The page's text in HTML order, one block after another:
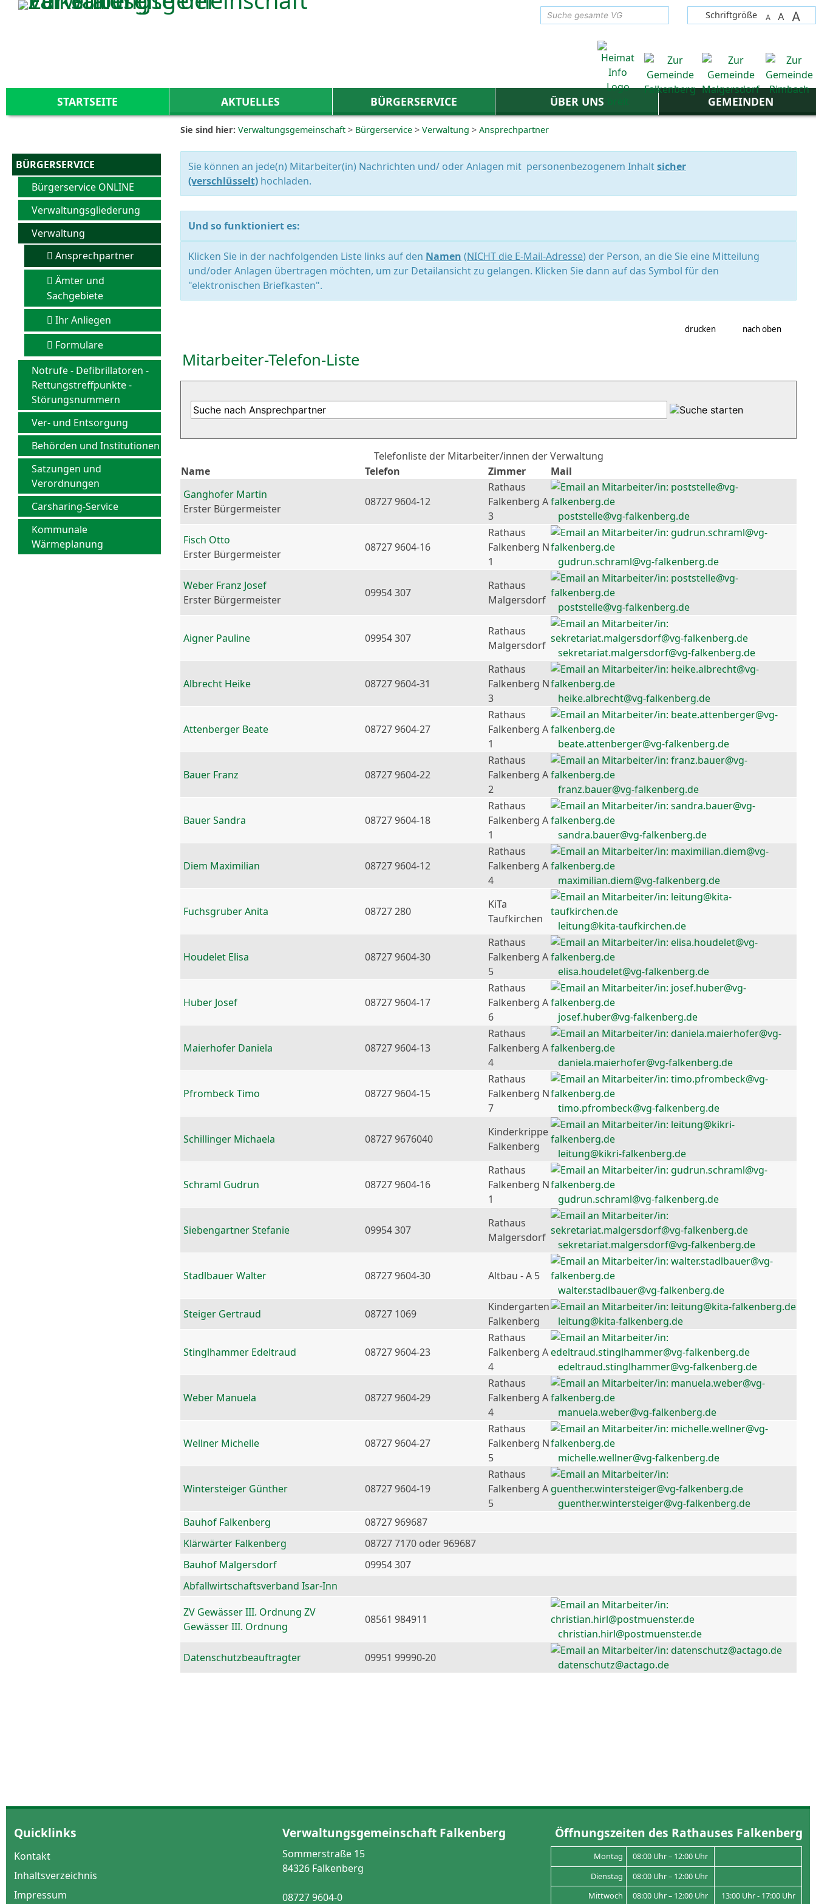
Zum Inhalt,zur Navigationoderzur Startseitespringen.
Schriftgröße A A A
STARTSEITE AKTUELLES BÜRGERSERVICE ÜBER UNS GEMEINDEN
BÜRGERSERVICE
Bürgerservice ONLINE
Verwaltungsgliederung
Verwaltung
Ansprechpartner
Ämter und
Sachgebiete
Ihr Anliegen
Formulare
Notrufe - Defibrillatoren -
Rettungstreffpunkte -
Störungsnummern
Ver- und Entsorgung
Behörden und Institutionen
Satzungen und
Verordnungen
Carsharing-Service
Kommunale
Wärmeplanung
Sie sind hier: Verwaltungsgemeinschaft > Bürgerservice > Verwaltung > Ansprechpartner
Sie können an jede(n) Mitarbeiter(in) Nachrichten und/ oder Anlagen mit personenbezogenem Inhaltsicher
(verschlüsselt) hochladen.
Und so funktioniert es:
Klicken Sie in der nachfolgenden Liste links auf den Namen (NICHT die E-Mail-Adresse) der Person, an die Sie eine Mitteilung
und/oder Anlagen übertragen möchten, um zur Detailansicht zu gelangen. Klicken Sie dann auf das Symbol für den
"elektronischen Briefkasten".
drucken nach oben
Mitarbeiter-Telefon-Liste
Telefonliste der Mitarbeiter/innen der Verwaltung
Name
Telefon Zimmer
Mail
Ganghofer Martin
Erster Bürgermeister
08727 9604-12
Rathaus
Falkenberg A
3
poststelle@vg-falkenberg.de
Fisch Otto
Erster Bürgermeister
08727 9604-16
Rathaus
Falkenberg N
1
gudrun.schraml@vg-falkenberg.de
Weber Franz Josef
Erster Bürgermeister
09954 307
Rathaus
Malgersdorf
poststelle@vg-falkenberg.de
Aigner Pauline 09954 307
Rathaus
Malgersdorf
sekretariat.malgersdorf@vg-falkenberg.de
Albrecht Heike 08727 9604-31
Rathaus
Falkenberg N
3
heike.albrecht@vg-falkenberg.de
Attenberger Beate 08727 9604-27
Rathaus
Falkenberg A
1
beate.attenberger@vg-falkenberg.de
Bauer Franz 08727 9604-22
Rathaus
Falkenberg A
2
franz.bauer@vg-falkenberg.de
Bauer Sandra 08727 9604-18
Rathaus
Falkenberg A
1
sandra.bauer@vg-falkenberg.de
Diem Maximilian 08727 9604-12
Rathaus
Falkenberg A
4
maximilian.diem@vg-falkenberg.de
Fuchsgruber Anita 08727 280
KiTa
Taufkirchen
leitung@kita-taufkirchen.de
Houdelet Elisa 08727 9604-30
Rathaus
Falkenberg A
5
elisa.houdelet@vg-falkenberg.de
Huber Josef 08727 9604-17
Rathaus
Falkenberg A
6
josef.huber@vg-falkenberg.de
Maierhofer Daniela 08727 9604-13
Rathaus
Falkenberg A
4
daniela.maierhofer@vg-falkenberg.de
Pfrombeck Timo 08727 9604-15
Rathaus
Falkenberg N
7
timo.pfrombeck@vg-falkenberg.de
Schillinger Michaela 08727 9676040
Kinderkrippe
Falkenberg
leitung@kikri-falkenberg.de
Schraml Gudrun 08727 9604-16
Rathaus
Falkenberg N
1
gudrun.schraml@vg-falkenberg.de
Siebengartner Stefanie 09954 307
Rathaus
Malgersdorf
sekretariat.malgersdorf@vg-falkenberg.de
Stadlbauer Walter 08727 9604-30
Altbau - A 5
walter.stadlbauer@vg-falkenberg.de
Steiger Gertraud
08727 1069
Kindergarten
Falkenberg
leitung@kita-falkenberg.de
Stinglhammer Edeltraud 08727 9604-23
Rathaus
Falkenberg A
4
edeltraud.stinglhammer@vg-falkenberg.de
Weber Manuela 08727 9604-29
Rathaus
Falkenberg A
4
manuela.weber@vg-falkenberg.de
Wellner Michelle 08727 9604-27
Rathaus
Falkenberg N
5
michelle.wellner@vg-falkenberg.de
Wintersteiger Günther 08727 9604-19
Rathaus
Falkenberg A
5
guenther.wintersteiger@vg-falkenberg.de
Bauhof Falkenberg
08727 969687
Klärwärter Falkenberg
08727 7170 oder 969687
Bauhof Malgersdorf
09954 307
Abfallwirtschaftsverband Isar-Inn
ZV Gewässer III. Ordnung ZV
Gewässer III. Ordnung
08561 984911
christian.hirl@postmuenster.de
Datenschutzbeauftragter
09951 99990-20
datenschutz@actago.de
Quicklinks
Kontakt
Inhaltsverzeichnis
Impressum
Verwaltungsgemeinschaft Falkenberg
Sommerstraße 15
84326 Falkenberg
08727 9604-0
Öffnungszeiten des Rathauses Falkenberg
Montag
08:00 Uhr – 12:00 Uhr
Dienstag
08:00 Uhr – 12:00 Uhr
Mittwoch
08:00 Uhr – 12:00 Uhr 13:00 Uhr - 17:00 Uhr